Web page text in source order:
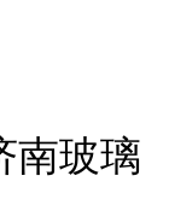
南玻璃